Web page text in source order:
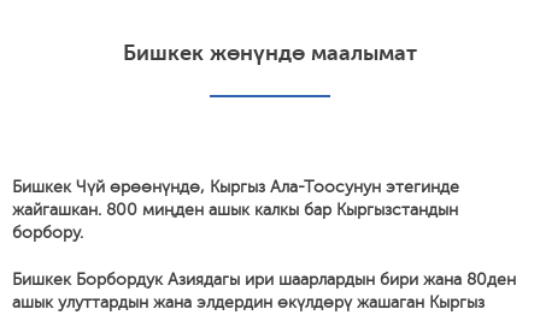
Бишкек жөнүндө маалымат
Бишкек Чүй өрөөнүндө, Кыргыз Ала-Тоосунун этегинде
жайгашкан. 800 миңден ашык калкы бар Кыргызстандын
борбору.
Бишкек Борбордук Азиядагы ири шаарлардын бири жана 80ден
ашык улуттардын жана элдердин өкүлдөрү жашаган Кыргыз